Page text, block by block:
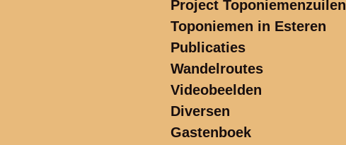
Project Toponiemenzuilen
Toponiemen in Esteren
Publicaties
Wandelroutes
Videobeelden
Diversen
Gastenboek